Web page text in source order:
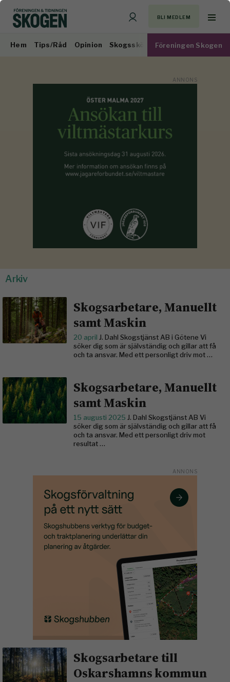
BLI MEDLEM
Hem Tips/Råd Opinion Skogsskötsel Virkesmarknad
Föreningen Skogen
Arkiv
Skogsarbetare, Manuellt
samt Maskin
20 april J. Dahl Skogstjänst AB i Götene Vi
söker dig som är självständig och gillar att få
och ta ansvar. Med ett personligt driv mot …
Skogsarbetare, Manuellt
samt Maskin
15 augusti 2025 J. Dahl Skogstjänst AB Vi
söker dig som är självständig och gillar att få
och ta ansvar. Med ett personligt driv mot
resultat …
Skogsarbetare till
Oskarshamns kommun